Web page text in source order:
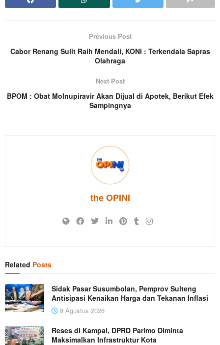
Previous Post
Cabor Renang Sulit Raih Mendali, KONI : Terkendala Sapras
Olahraga
Next Post
BPOM : Obat Molnupiravir Akan Dijual di Apotek, Berikut Efek
Sampingnya
the OPINI
Related Posts
Sidak Pasar Susumbolan, Pemprov Sulteng
Antisipasi Kenaikan Harga dan Tekanan Inflasi
8 Agustus 2026
Reses di Kampal, DPRD Parimo Diminta
Maksimalkan Infrastruktur Kota